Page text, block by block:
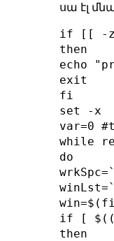
սա էլ
if [[ -z
then
echo
exit
fi
set -x
var=0
while
do
if [
then